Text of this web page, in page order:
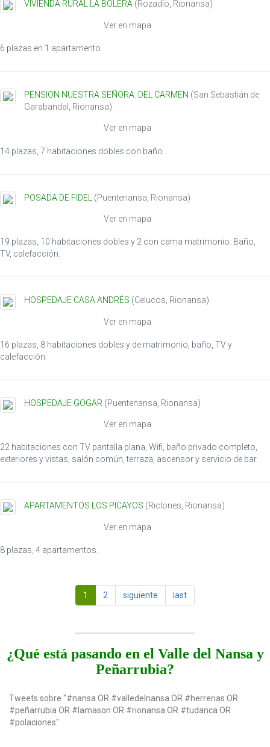
VIVIENDA RURAL LA BOLERA (Rozadío, Rionansa)
Ver en mapa
6 plazas en 1 apartamento.
PENSION NUESTRA SEÑORA. DEL CARMEN (San Sebastián de
Garabandal
Rionansa)
Ver en mapa
14 plazas, 7 habitaciones dobles con baño.
POSADA DE FIDEL (Puentenansa Rionansa)
Ver en mapa
19 plazas, 10 habitaciones dobles y 2 con cama matrimonio. Baño,
TV, calefacción.
HOSPEDAJE CASA ANDRÉS (Celucos Rionansa)
Ver en mapa
16 plazas, 8 habitaciones dobles y de matrimonio, baño, TV y
calefacción.
HOSPEDAJE GOGAR (Puentenansa Rionansa)
Ver en mapa
22 habitaciones con TV pantalla plana, Wifi, baño privado completo,
exteriores y vistas, salón común, terraza, ascensor y servicio de bar.
APARTAMENTOS LOS PICAYOS (Riclones, Rionansa)
Ver en mapa
8 plazas, 4 apartamentos.
1 2 siguiente last
¿Qué está pasando en el Valle del Nansa y
Peñarrubia?
Tweets sobre "#nansa OR #valledelnansa OR #herrerias OR
#peñarrubia OR #lamason OR #rionansa OR #tudanca OR
#polaciones"